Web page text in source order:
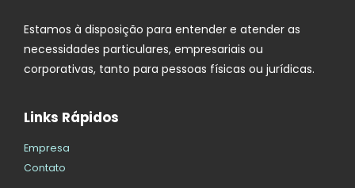
Estamos à disposição para entender e atender as
necessidades particulares, empresariais ou
corporativas, tanto para pessoas físicas ou jurídicas.
Links Rápidos
Empresa
Contato